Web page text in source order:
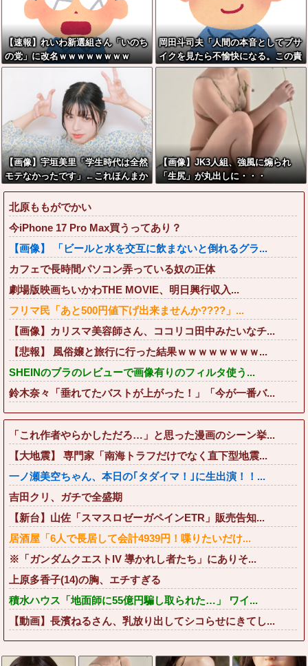
【速報】れいわ新選組さん「いのち
の党」に改名ｗｗｗｗｗｗｗｗ
岡田斗司夫「人間の本音としてブサ
イクを見たら不愉快になる。この責
任をどうとるんだ」
【画像】宇垣美里「学生時代は全然
モテなかったです」←これほんまか
ぁ？w w w w w w w w
【画像】JK3人組、強風に煽られ
「生尻」が丸出しに・・・
北原ももがでかい
今iPhone 17 Pro Max買うってあり？
【画像】 「ビールと水を交互に飲まないと倒れるグラ...
カフェで長時間パソコン弄っている奴の正体
劇場版映画ちいかわTHE MOVIE、明日興行収入...
フリマ民「あと500円値下げ出来ませんか????」...
【画像】カリスマ美容師さん、ココリコ田中みたいなチ...
【悲報】 風俗嬢と旅行に行った結果ｗｗｗｗｗｗｗｗ...
SHEINのブラのレビューで画像有りのフィルタ使う...
鈴木奈々「垂れてたバストが上がった！」「今が一番バ...
「これ作者やらかしただろ…」と思った漫画のシーン挙...
【大地震】 専門家「南海トラフだけでなく直下型地震...
一ノ瀬美空ちゃん、本日の｢タダイマ！｣に生出演！！...
吉田クリ、ガチで全盛期
【新台】山佐「スマスロゼーガペインETR」販売告知...
居酒屋「6人で長居して会計4939円！喋りたいだけ...
※「ガンダムクエストIV 導かれし者たち」にありそ...
上原多香子(14)の胸、エチすぎる
積水ハウス「地面師に55億円騙し取られた…」 ワイ...
【動画】長濱ねるさん、乳放り出してシコらせにきてし...